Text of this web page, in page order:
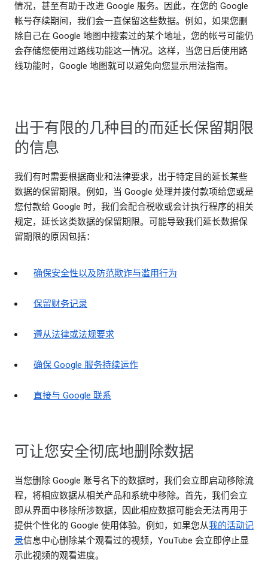
情况，甚至有助于改进 Google 服务。因此，在您的 Google
帐号存续期间，我们会一直保留这些数据。例如，如果您删
除自己在 Google 地图中搜索过的某个地址，您的帐号可能仍
会存储您使用过路线功能这一情况。这样，当您日后使用路
线功能时，Google 地图就可以避免向您显示用法指南。
出于有限的几种目的而延长保留期限
的信息
我们有时需要根据商业和法律要求，出于特定目的延长某些
数据的保留期限。例如，当 Google 处理并拨付款项给您或是
您付款给 Google 时，我们会配合税收或会计执行程序的相关
规定，延长这类数据的保留期限。可能导致我们延长数据保
留期限的原因包括：
确保安全性以及防范欺诈与滥用行为
保留财务记录
遵从法律或法规要求
确保 Google 服务持续运作
直接与 Google 联系
可让您安全彻底地删除数据
当您删除 Google 账号名下的数据时，我们会立即启动移除流
程，将相应数据从相关产品和系统中移除。首先，我们会立
即从界面中移除所涉数据，因此相应数据可能会无法再用于
提供个性化的 Google 使用体验。例如，如果您从我的活动记
录信息中心删除某个观看过的视频，YouTube 会立即停止显
示此视频的观看进度。